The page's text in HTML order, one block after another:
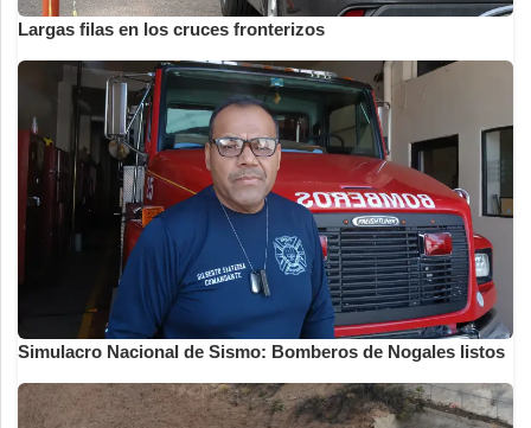
Largas filas en los cruces fronterizos
Simulacro Nacional de Sismo: Bomberos de Nogales listos